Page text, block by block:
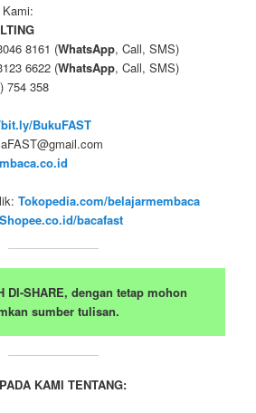
8161 (WhatsApp, Call, SMS)
6622 (WhatsApp, Call, SMS)
754 358
BukuFAST
Tokopedia.com/belajarmembaca
Shopee.co.id/bacafast
DI-SHARE, dengan tetap mohon
sumber tulisan.
KAMI TENTANG: